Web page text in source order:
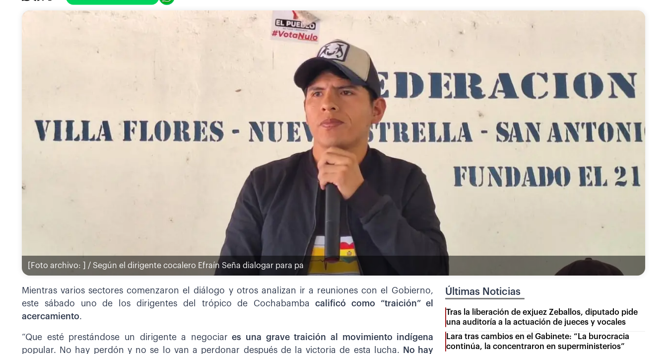
[Foto archivo: ] / Según el dirigente cocalero Efraín Seña dialogar para pa
Mientras varios sectores comenzaron el diálogo y otros analizan ir a reuniones con el Gobierno,
este sábado uno de los dirigentes del trópico de Cochabamba
calificó como “traición” el
acercamiento.
“Que esté prestándose un dirigente a negociar es una grave traición al movimiento indígena
popular. No hay perdón y no se lo van a perdonar después de la victoria de esta lucha.
No hay
Últimas Noticias
Tras la liberación de exjuez Zeballos, diputado pide
una auditoría a la actuación de jueces y vocales
Lara tras cambios en el Gabinete: “La burocracia
continúa, la concentraron en superministerios”